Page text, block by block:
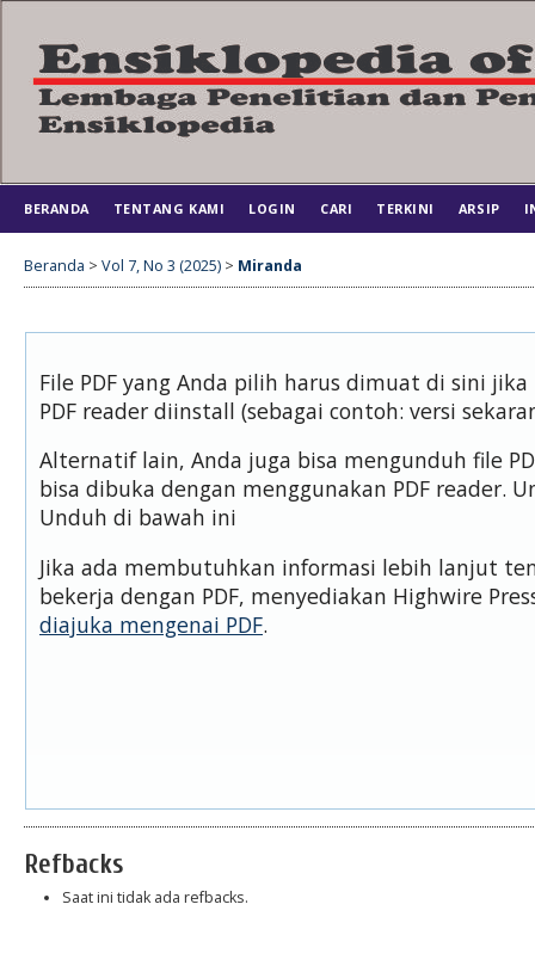
BERANDA TENTANG KAMI LOGIN CARI TERKINI ARSIP
Beranda > Vol 7, No 3 (2025) > Miranda
File PDF yang Anda pilih harus dimuat di sini
PDF reader diinstall (sebagai contoh: versi
Alternatif lain, Anda juga bisa mengunduh file
bisa dibuka dengan menggunakan PDF reader.
Unduh di bawah ini
Jika ada membutuhkan informasi lebih lanjut
bekerja dengan PDF, menyediakan Highwire
diajuka mengenai PDF.
Refbacks
Saat ini tidak ada refbacks.